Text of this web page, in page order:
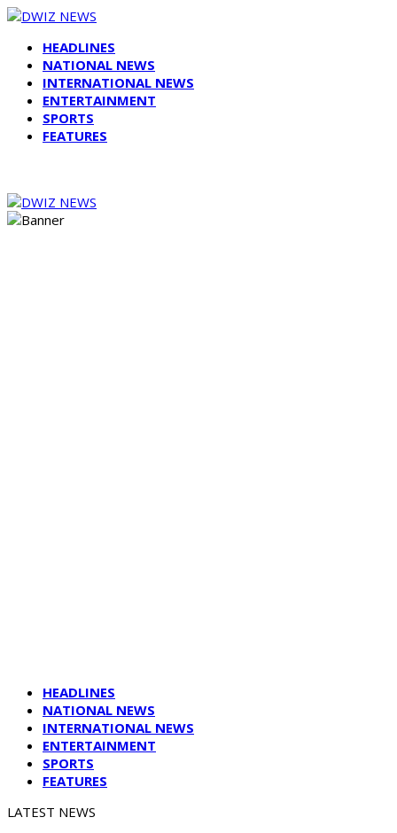
HEADLINES
NATIONAL NEWS
INTERNATIONAL NEWS
ENTERTAINMENT
SPORTS
FEATURES
HEADLINES
NATIONAL NEWS
INTERNATIONAL NEWS
ENTERTAINMENT
SPORTS
FEATURES
LATEST NEWS